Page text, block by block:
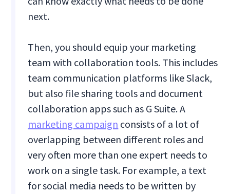
next.
Then, you should equip your marketing
team with collaboration tools. This includes
team communication platforms like Slack,
but also file sharing tools and document
collaboration apps such as G Suite. A
marketing campaign consists of a lot of
overlapping between different roles and
very often more than one expert needs to
work on a single task. For example, a text
for social media needs to be written by